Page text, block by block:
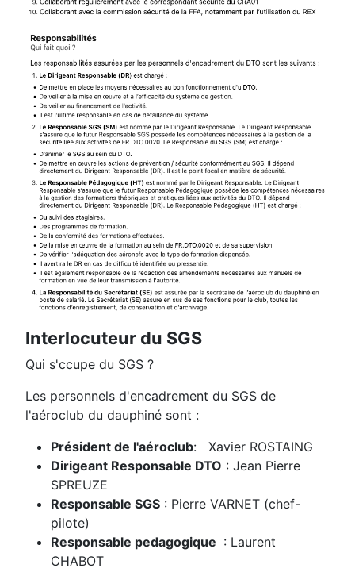
Interlocuteur du SGS
Qui s'ccupe du SGS ?
Les personnels d'encadrement du SGS de
l'aéroclub du dauphiné sont :
Président de l'aéroclub: Xavier ROSTAING
Dirigeant Responsable DTO : Jean Pierre
SPREUZE
Responsable SGS : Pierre VARNET (chef-
pilote)
Responsable pedagogique : Laurent
CHABOT